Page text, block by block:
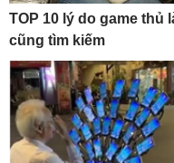
TOP 10 lý do game
cũng tìm kiếm